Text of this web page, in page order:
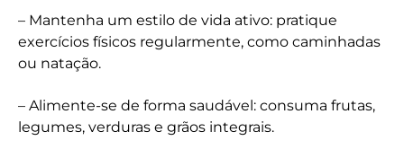
– Mantenha um estilo de vida ativo: pratique
exercícios físicos regularmente, como caminhadas
ou natação.
– Alimente-se de forma saudável: consuma frutas,
legumes, verduras e grãos integrais.